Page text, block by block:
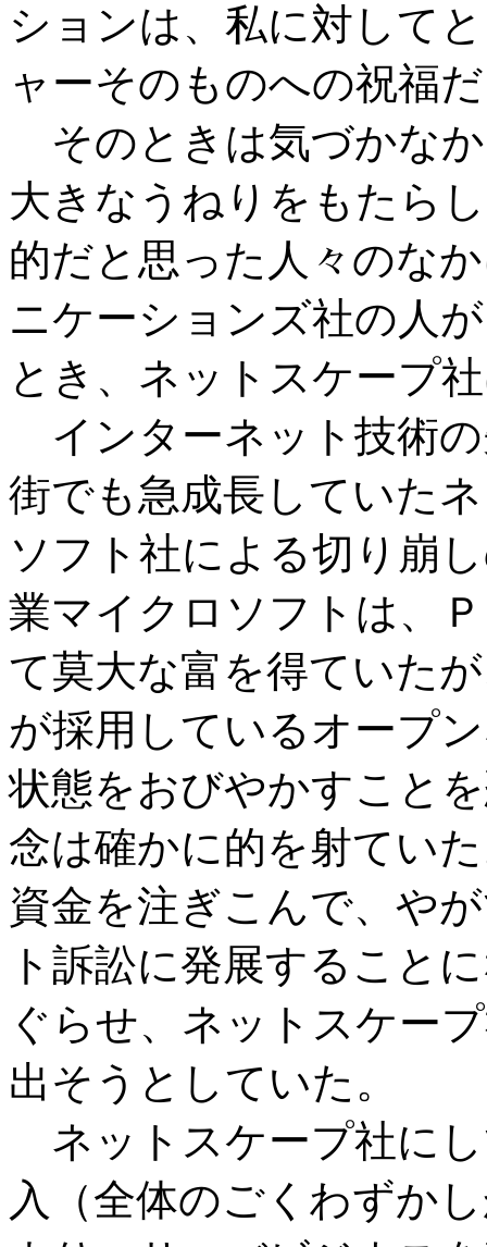
ションは、私に対して
ャーそのものへの祝福
そのときは気づかな
大きなうねりをもたら
的だと思った人々のな
ニケーションズ社の人
とき、ネットスケープ
インターネット技術
街でも急成長していた
ソフト社による切り崩
業マイクロソフトは、
て莫大な富を得ていた
が採用しているオープ
状態をおびやかすこと
念は確かに的を射てい
資金を注ぎこんで、や
ト訴訟に発展すること
ぐらせ、ネットスケー
出そうとしていた。
ネットスケープ社に
入（全体のごくわずか